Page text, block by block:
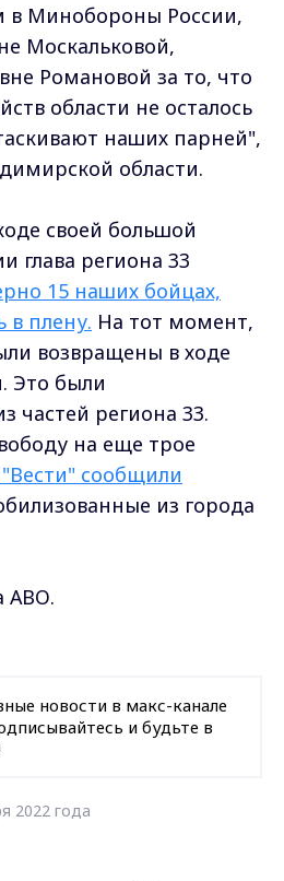
в Минобороны России,
Москальковой,
Романовой за то, что
области не осталось
наших парней",
области.
своей большой
глава региона 33
15 наших бойцах,
в плену. На тот момент,
возвращены в ходе
Это были
частей региона 33.
на еще трое
сообщили
из города
АВО.
новости в макс-канале
и будьте в
2022 года